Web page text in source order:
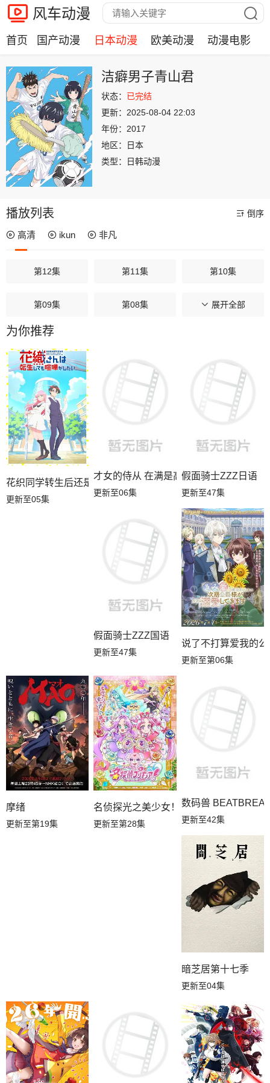
风车动漫
首页 国产动漫 日本动漫 欧美动漫 动漫电影
洁癖男子青山君
状态： 已完结
更新： 2025-08-04 22:03
年份： 2017
地区：
日本
类型：
日韩动漫
播放列表 倒序
高清 ikun 非凡
第12集 第11集 第10集
第09集 第08集 第07集
第06集
第03集
展开全部
为你推荐
花织同学转生后还是想干架
更新至05集
才女的侍从 在满是高岭之花的贵族学校
更新至06集
假面骑士ZZZ日语
更新至47集
假面骑士ZZZ国语
更新至47集
说了不打算爱我的
更新至第06集
摩绪
更新至第19集
名侦探光之美少女！
更新至第28集
数码兽
更新至42集
暗芝居第十七季
更新至04集